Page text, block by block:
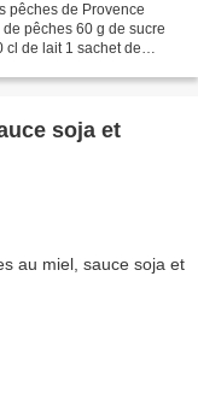
pêches de Provence
pêches 60 g de sucre
cl de lait 1 sachet de
soja et